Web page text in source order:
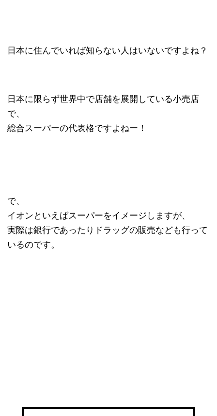
日本に住んでいれば知らない人はいないですよね？
日本に限らず世界中で店舗を展開している小売店
で、
総合スーパーの代表格ですよねー！
で、
イオンといえばスーパーをイメージしますが、
実際は銀行であったりドラッグの販売なども行って
いるのです。